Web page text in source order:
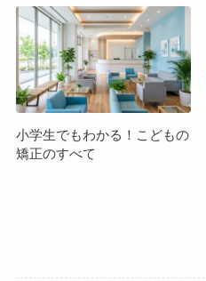
小学生でもわかる！こどもの
矯正のすべて